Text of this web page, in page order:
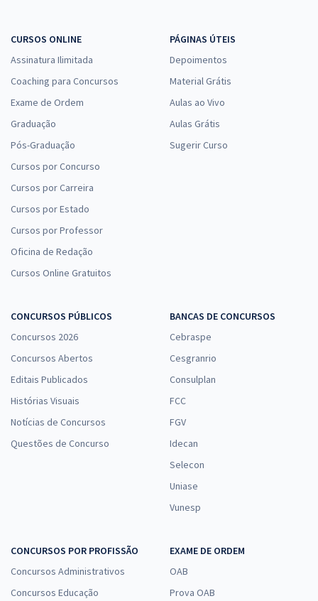
27,99
TRT 2ª Região (SP) - Tribunal Regional do Trabalho - Técnico Judiciário
- Área Apoio Especializado - Especialidade: Tecnologia da
Informação (Módulo Especial)
TRT 2ª Região (SP) - Tribunal Regional do Trabalho - Conhecimentos
Específicos para o Cargo de Técnico Judiciário - Área Administrativa
- Agente de Polícia Judicial (Pré-edital)
à vista
R$15,99
Economize R$ 47,96 (-20%)
Comprar
TRT 2ª Região (SP) - Tribunal Regional do Trabalho - Analista
Judiciário - Área Apoio Especializado - Especialidade Engenharia
R$ 399,92
à vista
Economize R$ 99,98 (-20%)
CURSOS ONLINE
Assinatura Ilimitada
Coaching para Concursos
Exame de Ordem
Graduação
Pós-Graduação
Cursos por Concurso
Cursos por Carreira
Cursos por Estado
Cursos por Professor
Oficina de Redação
Cursos Online Gratuitos
PÁGINAS ÚTEIS
Depoimentos
Material Grátis
Aulas ao Vivo
Aulas Grátis
Sugerir Curso
CONCURSOS PÚBLICOS
Concursos 2026
Concursos Abertos
Editais Publicados
Histórias Visuais
Notícias de Concursos
Questões de Concurso
BANCAS DE CONCURSOS
Cebraspe
Cesgranrio
Consulplan
FCC
FGV
Idecan
Selecon
Uniase
Vunesp
CONCURSOS POR PROFISSÃO
Concursos Administrativos
Concursos Educação
EXAME DE ORDEM
OAB
Prova OAB